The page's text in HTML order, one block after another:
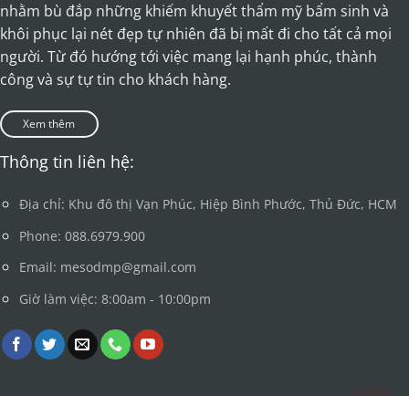
nhằm bù đắp những khiếm khuyết thẩm mỹ bẩm sinh và
khôi phục lại nét đẹp tự nhiên đã bị mất đi cho tất cả mọi
người. Từ đó hướng tới việc mang lại hạnh phúc, thành
công và sự tự tin cho khách hàng.
Xem thêm
Thông tin liên hệ:
Địa chỉ: Khu đô thị Vạn Phúc, Hiệp Bình Phước, Thủ Đức, HCM
Phone: 088.6979.900
Email: mesodmp@gmail.com
Giờ làm việc: 8:00am - 10:00pm